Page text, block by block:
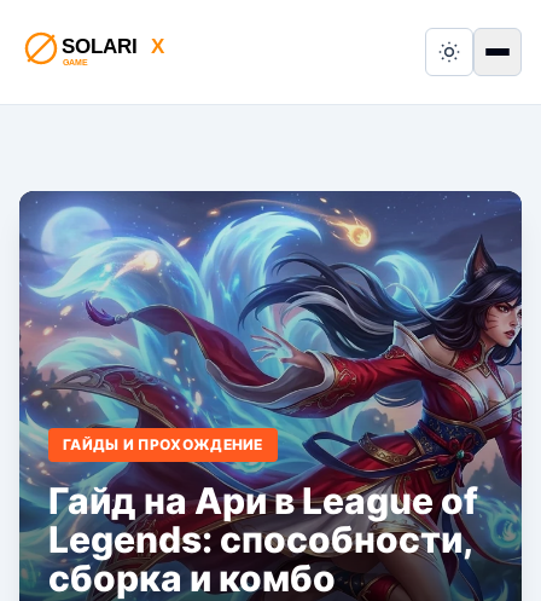
Switch to
ГАЙДЫ И ПРОХОЖДЕНИЕ
Гайд на Ари в League of
Legends: способности,
сборка и комбо